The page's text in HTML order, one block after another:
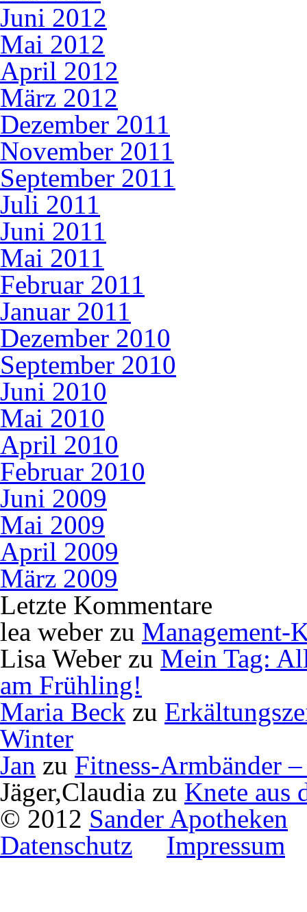
Juni 2012
Mai 2012
April 2012
März 2012
Dezember 2011
November 2011
September 2011
Juli 2011
Juni 2011
Mai 2011
Februar 2011
Januar 2011
Dezember 2010
September 2010
Juni 2010
Mai 2010
April 2010
Februar 2010
Juni 2009
Mai 2009
April 2009
März 2009
Letzte Kommentare
lea weber zu Management-
Lisa Weber zu Mein Tag:
am Frühling!
Maria Beck zu
Winter
Jan zu Fitness-Armbänder
Jäger,Claudia zu Knete aus
© 2012 Sander Apotheken
Datenschutz
Impressum